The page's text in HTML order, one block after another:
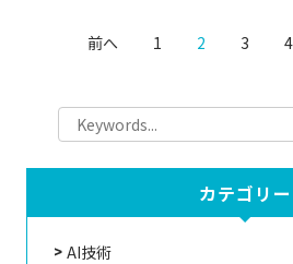
前へ 1 2 3 4
カテゴリー
AI技術